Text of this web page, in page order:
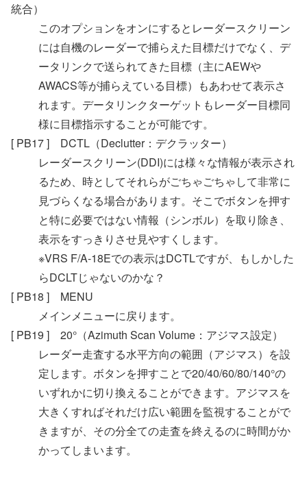
統合）
このオプションをオンにするとレーダースクリーン
には自機のレーダーで捕らえた目標だけでなく、デ
ータリンクで送られてきた目標（主にAEWや
AWACS等が捕らえている目標）もあわせて表示さ
れます。データリンクターゲットもレーダー目標同
様に目標指示することが可能です。
[ PB17 ] DCTL（Declutter：デクラッター）
レーダースクリーン(DDI)には様々な情報が表示され
るため、時としてそれらがごちゃごちゃして非常に
見づらくなる場合があります。そこでボタンを押す
と特に必要ではない情報（シンボル）を取り除き、
表示をすっきりさせ見やすくします。
※VRS F/A-18Eでの表示はDCTLですが、もしかした
らDCLTじゃないのかな？
[ PB18 ] MENU
メインメニューに戻ります。
[ PB19 ] 20°（Azimuth Scan Volume：アジマス設定）
レーダー走査する水平方向の範囲（アジマス）を設
定します。ボタンを押すことで20/40/60/80/140°の
いずれかに切り換えることができます。アジマスを
大きくすればそれだけ広い範囲を監視することがで
きますが、その分全ての走査を終えるのに時間がか
かってしまいます。